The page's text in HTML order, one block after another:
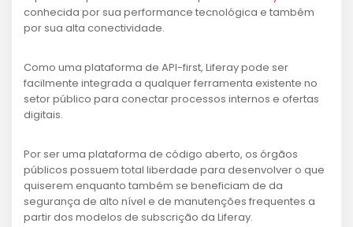
conhecida por sua performance tecnológica e também
por sua alta conectividade.
Como uma plataforma de API-first, Liferay pode ser
facilmente integrada a qualquer ferramenta existente no
setor público para conectar processos internos e ofertas
digitais.
Por ser uma plataforma de código aberto, os órgãos
públicos possuem total liberdade para desenvolver o que
quiserem enquanto também se beneficiam de da
segurança de alto nível e de manutenções frequentes a
partir dos modelos de subscrição da Liferay.